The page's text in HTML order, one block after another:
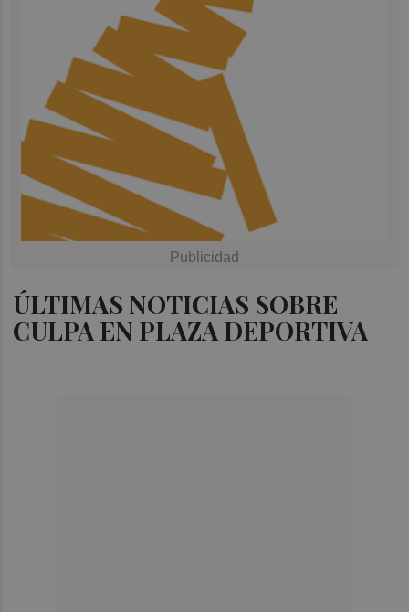
ÚLTIMAS NOTICIAS SOBRE
CULPA EN PLAZA DEPORTIVA